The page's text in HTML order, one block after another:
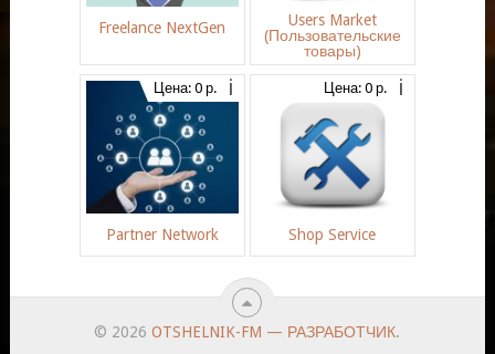
Freelance NextGen
Users Market
(Пользовательские
товары)
Цена: 0 р.
Partner Network
Цена: 0 р.
Shop Service
© 2026OTSHELNIK-FM — РАЗРАБОТЧИК.